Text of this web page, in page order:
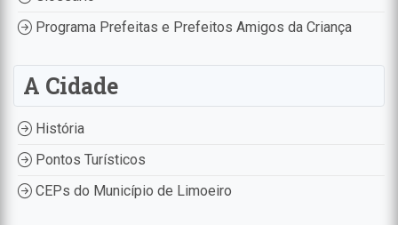
Programa Prefeitas e Prefeitos Amigos da Criança
A Cidade
História
Pontos Turísticos
CEPs do Município de Limoeiro